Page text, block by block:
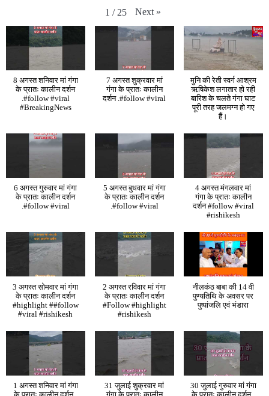
1 / 25 Next »
8 अगस्त शनिवार मां गंगा
के प्रातः कालीन दर्शन
.#follow #viral
#BreakingNews
7 अगस्त शुक्रवार मां
गंगा के प्रातः कालीन
दर्शन .#follow #viral
मुनि की रेती स्वर्ग आश्रम
ऋषिकेश लगातार हो रही
बारिश के चलते गंगा घाट
पूरी तरह जलमग्न हो गए
हैं।
6 अगस्त गुरुवार मां गंगा
के प्रातः कालीन दर्शन
.#follow #viral
5 अगस्त बुधवार मां गंगा
के प्रातः कालीन दर्शन
.#follow #viral
4 अगस्त मंगलवार मां
गंगा के प्रातः कालीन
दर्शन #follow #viral
#rishikesh
3 अगस्त सोमवार मां गंगा
के प्रातः कालीन दर्शन
#highlight ##follow
#viral #rishikesh
2 अगस्त रविवार मां गंगा
के प्रातः कालीन दर्शन
#Follow #highlight
#rishikesh
नीलकंठ बाबा की 14 वी
पुण्यतिथि के अवसर पर
पुष्पांजलि एवं भंडारा
1 अगस्त शनिवार मां गंगा
31 जुलाई शुक्रवार मां
30 जुलाई गुरुवार मां गंगा